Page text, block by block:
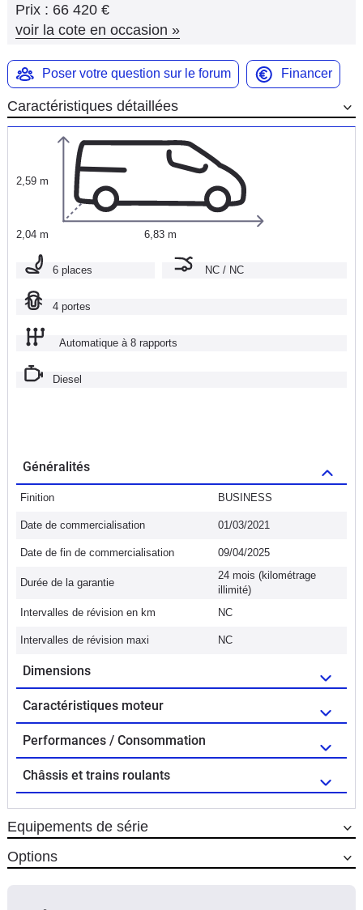
Marques
Prix : 66 420 €
voir la cote en occasion »
Poser votre question sur le forum Financer
Caractéristiques détaillées
2,59 m
2,04 m 6,83 m
6 places NC / NC
4 portes
Automatique à 8 rapports
Diesel
Généralités
Finition BUSINESS
Date de commercialisation 01/03/2021
Date de fin de commercialisation 09/04/2025
Durée de la garantie
24 mois (kilométrage
illimité)
Intervalles de révision en km
NC
Intervalles de révision maxi NC
Dimensions
Caractéristiques moteur
Performances / Consommation
Châssis et trains roulants
Equipements de série
Options